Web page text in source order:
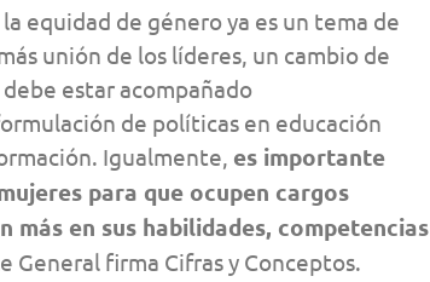
equidad de género ya es un tema de
unión de los líderes, un cambio de
estar acompañado
de políticas en educación
Igualmente, es importante
para que ocupen cargos
en sus habilidades, competencias
General firma Cifras y Conceptos.